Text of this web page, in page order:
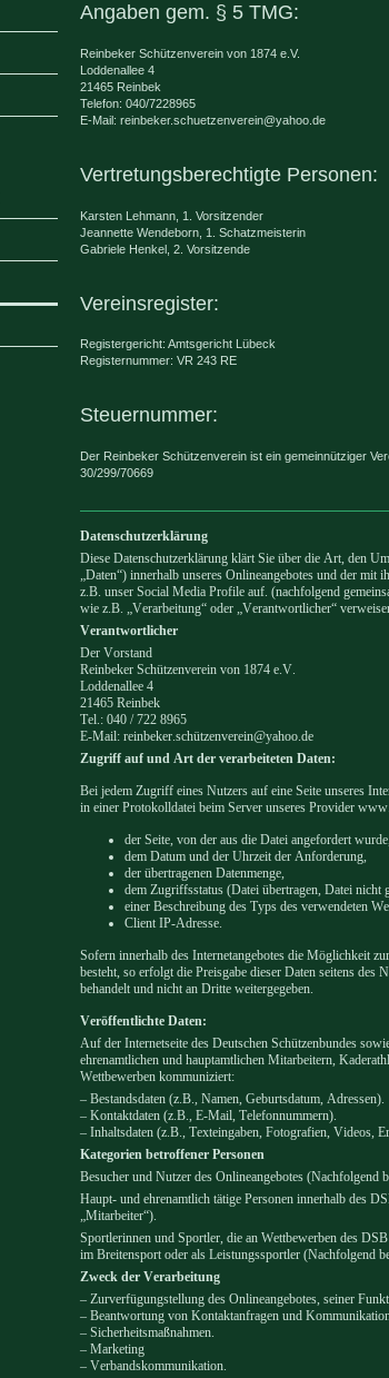
Angaben gem. § 5 TMG:
Reinbeker Schützenverein von 1874 e.V.
Loddenallee 4
21465 Reinbek
Telefon: 040/7228965
E-Mail: reinbeker.schuetzenverein@yahoo.de
Vertretungsberechtigte Personen:
Karsten Lehmann, 1. Vorsitzender
Jeannette Wendeborn, 1. Schatzmeisterin
Gabriele Henkel, 2. Vorsitzende
Vereinsregister:
Registergericht: Amtsgericht Lübeck
Registernummer: VR 243 RE
Steuernummer:
Der Reinbeker Schützenverein ist ein gemeinnütziger
30/299/70669
Datenschutzerklärung
Diese Datenschutzerklärung klärt Sie über die Art, den
„Daten“) innerhalb unseres Onlineangebotes und der
z.B. unser Social Media Profile auf. (nachfolgend
wie z.B. „Verarbeitung“ oder „Verantwortlicher“
Verantwortlicher
Der Vorstand
Reinbeker Schützenverein von 1874 e.V.
Loddenallee 4
21465 Reinbek
Tel.: 040 / 722 8965
E-Mail: reinbeker.schützenverein@yahoo.de
Zugriff auf und Art der verarbeiteten Daten:
Bei jedem Zugriff eines Nutzers auf eine Seite unseres
in einer Protokolldatei beim Server unseres Provider
der Seite, von der aus die Datei angefordert
dem Datum und der Uhrzeit der Anforderung,
der übertragenen Datenmenge,
dem Zugriffsstatus (Datei übertragen, Datei nicht
einer Beschreibung des Typs des verwendeten
Client IP-Adresse.
Sofern innerhalb des Internetangebotes die Möglichkeit
besteht, so erfolgt die Preisgabe dieser Daten seitens
behandelt und nicht an Dritte weitergegeben.
Veröffentlichte Daten:
Auf der Internetseite des Deutschen Schützenbundes
ehrenamtlichen und hauptamtlichen Mitarbeitern,
Wettbewerben kommuniziert:
– Bestandsdaten (z.B., Namen, Geburtsdatum, Adressen).
– Kontaktdaten (z.B., E-Mail, Telefonnummern).
– Inhaltsdaten (z.B., Texteingaben, Fotografien, Videos,
Kategorien betroffener Personen
Besucher und Nutzer des Onlineangebotes (Nachfolgend
Haupt- und ehrenamtlich tätige Personen innerhalb des
„Mitarbeiter“).
Sportlerinnen und Sportler, die an Wettbewerben des
im Breitensport oder als Leistungssportler (Nachfolgend
Zweck der Verarbeitung
– Zurverfügungstellung des Onlineangebotes, seiner
– Beantwortung von Kontaktanfragen und
– Sicherheitsmaßnahmen.
– Marketing
– Verbandskommunikation.